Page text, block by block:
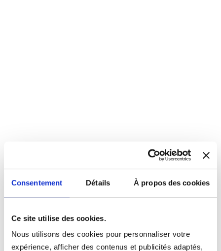
Consentement Détails À propos des cookies
Ce site utilise des cookies.
Nous utilisons des cookies pour personnaliser votre
expérience, afficher des contenus et publicités adaptés,